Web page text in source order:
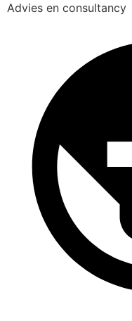
Advies en consultancy